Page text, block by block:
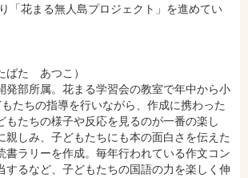
「花まる無人島プロジェクト」を進めてい
ばた あつこ）
発部所属。花まる学習会の教室で年中から小
たちの指導を行いながら、作成に携わった
もたちの様子や反応を見るのが一番の楽し
親しみ、子どもたちにも本の面白さを伝えた
書ラリーを作成。毎年行われている作文コン
するなど、子どもたちの国語の力を楽しく伸